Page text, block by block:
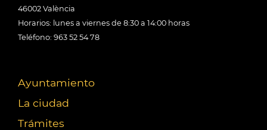
46002 València
Horarios: lunes a viernes de 8:30 a 14:00 horas
Teléfono: 963 52 54 78
Ayuntamiento
La ciudad
Trámites